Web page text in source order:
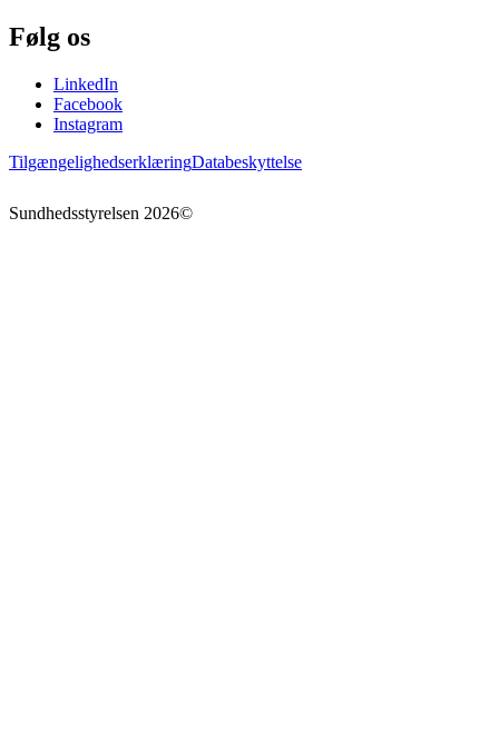
Følg os
LinkedIn
Facebook
Instagram
TilgængelighedserklæringDatabeskyttelse
Sundhedsstyrelsen 2026©